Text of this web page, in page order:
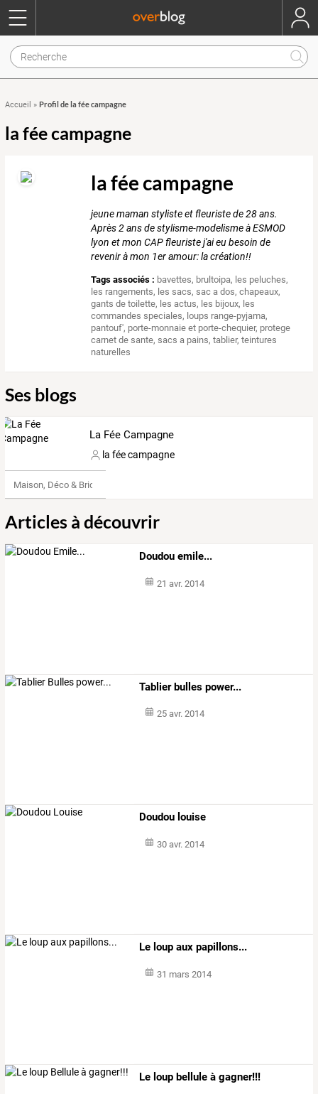
Accueil » Profil de la fée campagne
la fée campagne
la fée campagne
jeune maman styliste et fleuriste de 28 ans.
Après 2 ans de stylisme-modelisme à ESMOD
lyon et mon CAP fleuriste j'ai eu besoin de
revenir à mon 1er amour: la création!!
Tags associés : bavettes, brultoipa, les peluches,
les rangements, les sacs,sac a dos,chapeaux,
gants de toilette, les actus, les bijoux, les
commandes speciales, loups range-pyjama,
pantouf', porte-monnaie et porte-chequier, protege
carnet de sante,sacs a pains,tablier,teintures
naturelles
Ses blogs
La Fée Campagne
la fée campagne
Maison, Déco & Bricolage
Articles à découvrir
Doudou emile...
21 avr. 2014
Tablier bulles power...
25 avr. 2014
Doudou louise
30 avr. 2014
Le loup aux papillons...
31 mars 2014
Le loup bellule à gagner!!!